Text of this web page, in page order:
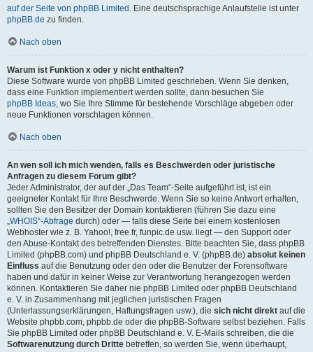
auf der Seite von phpBB Limited . Eine deutschsprachige Anlaufstelle ist unter
phpBB.de zu finden.
Nach oben
Warum ist Funktion x oder y nicht enthalten?
Diese Software wurde von phpBB Limited geschrieben. Wenn Sie denken,
dass eine Funktion implementiert werden sollte, dann besuchen Sie
phpBB Ideas, wo Sie Ihre Stimme für bestehende Vorschläge abgeben oder
neue Funktionen vorschlagen können.
Nach oben
An wen soll ich mich wenden, falls es Beschwerden oder juristische
Anfragen zu diesem Forum gibt?
Jeder Administrator, der auf der „Das Team“-Seite aufgeführt ist, ist ein
geeigneter Kontakt für Ihre Beschwerde. Wenn Sie so keine Antwort erhalten,
sollten Sie den Besitzer der Domain kontaktieren (führen Sie dazu eine
„WHOIS“-Abfrage durch) oder — falls diese Seite bei einem kostenlosen
Webhoster wie z. B. Yahoo!, free.fr, funpic.de usw. liegt — den Support oder
den Abuse-Kontakt des betreffenden Dienstes. Bitte beachten Sie, dass phpBB
Limited (phpBB.com) und phpBB Deutschland e. V. (phpBB.de) absolut keinen
Einfluss auf die Benutzung oder den oder die Benutzer der Forensoftware
haben und dafür in keiner Weise zur Verantwortung herangezogen werden
können. Kontaktieren Sie daher nie phpBB Limited oder phpBB Deutschland
e. V. in Zusammenhang mit jeglichen juristischen Fragen
(Unterlassungserklärungen, Haftungsfragen usw.), die sich nicht direkt auf die
Website phpbb.com, phpbb.de oder die phpBB-Software selbst beziehen. Falls
Sie phpBB Limited oder phpBB Deutschland e. V. E-Mails schreiben, die die
Softwarenutzung durch Dritte betreffen, so werden Sie, wenn überhaupt,